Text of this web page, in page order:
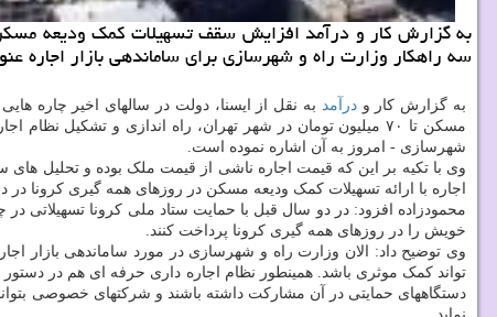
سه راهکار وزارت راه و شهرسازی برای ساماندهی بازار اجاره
به گزارش کار ودرآمد به نقل از ایسنا، دولت در سالهای اخیر چاره
مسکن تا ۷۰ میلیون تومان در شهر تهران، راه اندازی و
شهرسازی - امروز به آن اشاره نموده است.
وی با تکیه بر این که قیمت اجاره ناشی از قیمت ملک بوده و تحلیل
اجاره با ارائه تسهیلات کمک ودیعه مسکن در روزهای همه گیری کرونا در
محمودزاده افزود: در دو سال قبل با حمایت ستاد ملی کرونا تسهیلاتی
خویش را در روزهای همه گیری کرونا پرداخت کنند.
وی توضیح داد: الان وزارت راه و شهرسازی در مورد ساماندهی بازار
تواند کمک موثری باشد. همینطور نظام اجاره داری حرفه ای هم در
دستگاههای حمایتی در آن مشارکت داشته باشند و شرکتهای خصوصی